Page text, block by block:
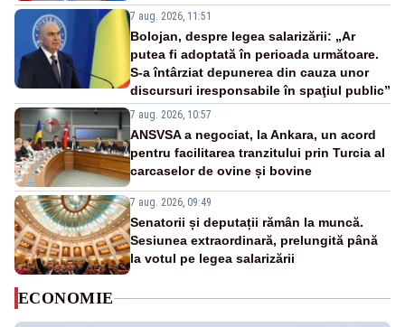
7 aug. 2026, 11:51
Bolojan, despre legea salarizării: „Ar
putea fi adoptată în perioada următoare.
S-a întârziat depunerea din cauza unor
discursuri iresponsabile în spaţiul public”
7 aug. 2026, 10:57
ANSVSA a negociat, la Ankara, un acord
pentru facilitarea tranzitului prin Turcia al
carcaselor de ovine și bovine
7 aug. 2026, 09:49
Senatorii și deputații rămân la muncă.
Sesiunea extraordinară, prelungită până
la votul pe legea salarizării
ECONOMIE